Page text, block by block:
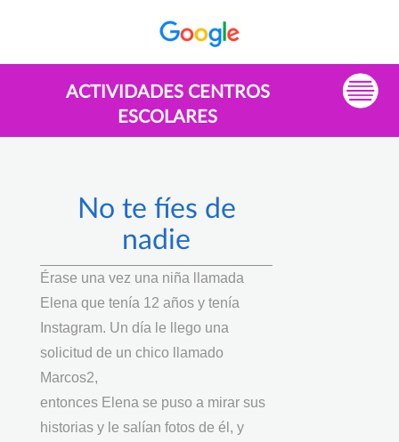
ACTIVIDADES CENTROS
ESCOLARES
No te fíes de
nadie
Érase una vez una niña llamada
Elena que tenía 12 años y tenía
Instagram. Un día le llego una
solicitud de un chico llamado
Marcos2,
entonces Elena se puso a mirar sus
historias y le salían fotos de él, y